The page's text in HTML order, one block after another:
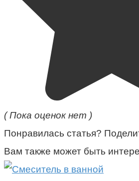
( Пока оценок нет )
Понравилась статья?
Вам также может быть